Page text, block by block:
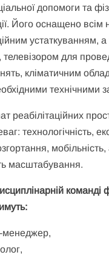
допомоги та
Його оснащено всім
устаткуванням,
для
кліматичним
технічними
реабілітаційних
технологічність,
масштабування.
команді
менеджер,